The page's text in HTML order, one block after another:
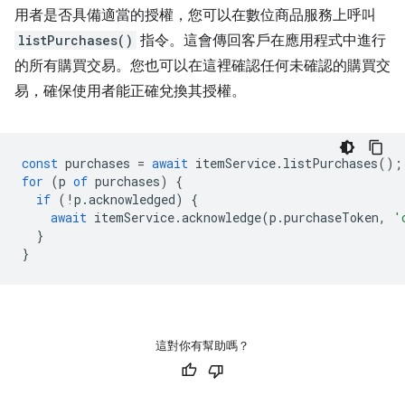
用者是否具備適當的授權，您可以在數位商品服務上呼叫
listPurchases() 指令。這會傳回客戶在應用程式中進行
的所有購買交易。您也可以在這裡確認任何未確認的購買交
易，確保使用者能正確兌換其授權。
const purchases = await itemService. listPurchases();
for (p of purchases)
{
if ( ! p .acknowledged)
{
await itemService.acknowledge(p .purchaseToken,
}
}
這對你有幫助嗎？